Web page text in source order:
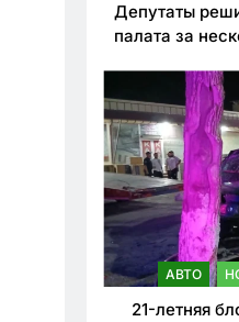
Депутаты
палата за
АВТО
21-летняя